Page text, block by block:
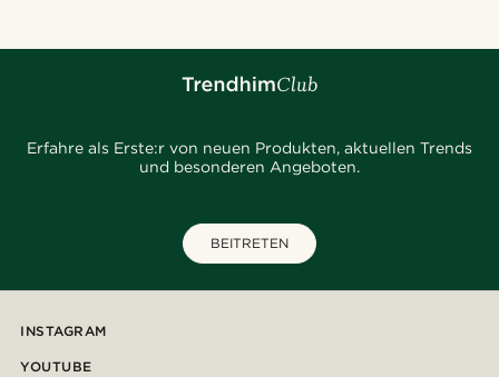
Erfahre als Erste:r von neuen Produkten, aktuellen Trends
und besonderen Angeboten.
BEITRETEN
INSTAGRAM
YOUTUBE